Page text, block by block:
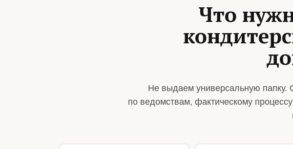
Что
Не выдаем универсальную папку.
по ведомствам, фактическому